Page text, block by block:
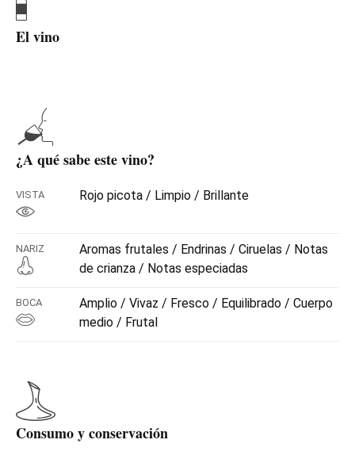
El vino
¿A qué sabe este vino?
VISTA Rojo picota / Limpio / Brillante
NARIZ
Aromas frutales / Endrinas / Ciruelas / Notas
de crianza / Notas especiadas
BOCA
Amplio / Vivaz / Fresco / Equilibrado / Cuerpo
medio / Frutal
Consumo y conservación